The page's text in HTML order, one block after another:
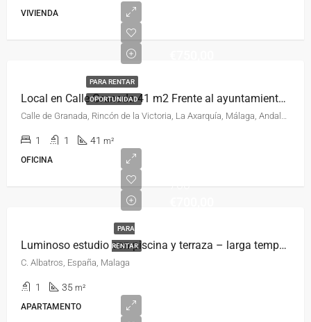
VIVIENDA
PARA RENTAR
OPORTUNIDAD Local en Calle Granada 41 m2 Frente al ayuntamiento y a 100m del Paseo Marítimo
Calle de Granada, Rincón de la Victoria, La Axarquía, Málaga, Andalucía, 29730, España, España, La Axarquía
1 1 41 m²
OFICINA
PARA
RENTAR
700
Luminoso estudio con piscina y terraza – larga temporada
C. Albatros, España, Malaga
1 35 m²
APARTAMENTO